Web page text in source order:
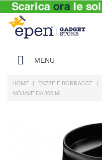
MENU
HOME TAZZE E BORRACCE
MOJAVE DA 300 ML